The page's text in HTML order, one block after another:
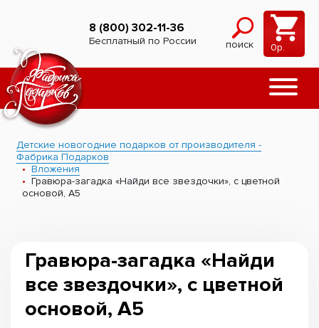
8 (800) 302-11-36
Бесплатный по России поиск 0р.
Детские новогодние подарков от производителя -
Фабрика Подарков
Вложения
Гравюра-загадка «Найди все звездочки», с цветной
основой, А5
Гравюра-загадка «Найди
все звездочки», с цветной
основой, А5